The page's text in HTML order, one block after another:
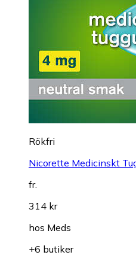
Rökfri
Nicorette Medicinskt
fr.
314 kr
hos Meds
+6 butiker